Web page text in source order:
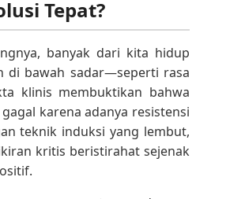
Tepat?
banyak dari kita hidup
di bawah sadar—seperti rasa
klinis membuktikan bahwa
karena adanya resistensi
teknik induksi yang lembut,
kritis beristirahat sejenak